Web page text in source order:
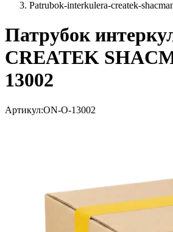
Patrubok-interkulera-createk-
Патрубок
CREATEK
13002
Артикул:ON-O-13002